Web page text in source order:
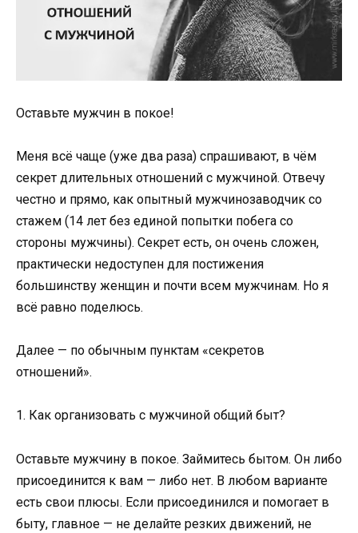
Оставьте мужчин в покое!
Меня всё чаще (уже два раза) спрашивают, в чём
секрет длительных отношений с мужчиной. Отвечу
честно и прямо, как опытный мужчинозаводчик со
стажем (14 лет без единой попытки побега со
стороны мужчины). Секрет есть, он очень сложен,
практически недоступен для постижения
большинству женщин и почти всем мужчинам. Но я
всё равно поделюсь.
Далее — по обычным пунктам «секретов
отношений».
1. Как организовать с мужчиной общий быт?
Оставьте мужчину в покое. Займитесь бытом. Он либо
присоединится к вам — либо нет. В любом варианте
есть свои плюсы. Если присоединился и помогает в
быту, главное — не делайте резких движений, не